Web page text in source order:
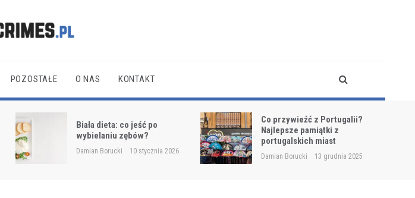
POZOSTAŁE O NAS KONTAKT
Co przywieźć z Portugalii?
Najlepsze pamiątki z
portugalskich miast
Damian Borucki 13 grudnia 2025
Lampa Bioptron:
Zastosowanie, Efekty i
Przeciwwskazania
Damian Borucki 11 grudnia 2025